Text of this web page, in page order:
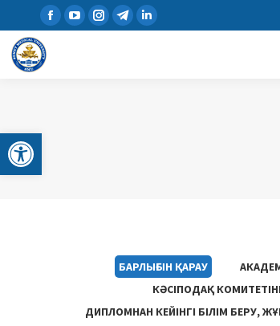
Open toolbar
БАРЛЫҒЫН ҚАРАУ
КӘСІПОДАҚ
ДИПЛОМНАН КЕЙІНГІ БІЛІМ БЕРУ,